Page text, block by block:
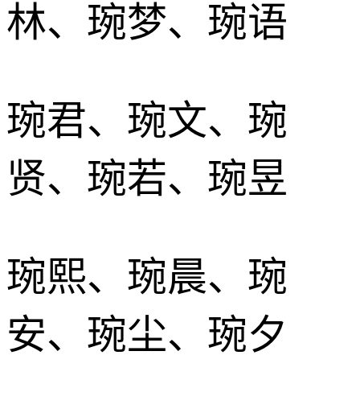
林、琬梦、琬语
琬君、琬文、琬
贤、琬若、琬昱
琬熙、琬晨、琬
安、琬尘、琬夕